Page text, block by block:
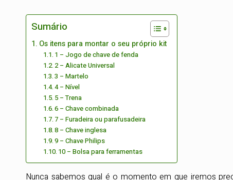
Sumário
Os itens para montar o seu próprio kit
1 – Jogo de chave de fenda
2 – Alicate Universal
3 – Martelo
4 – Nível
5 – Trena
6 – Chave combinada
7 – Furadeira ou parafusadeira
8 – Chave inglesa
9 – Chave Philips
10 – Bolsa para ferramentas
Nunca sabemos qual é o momento em que iremos